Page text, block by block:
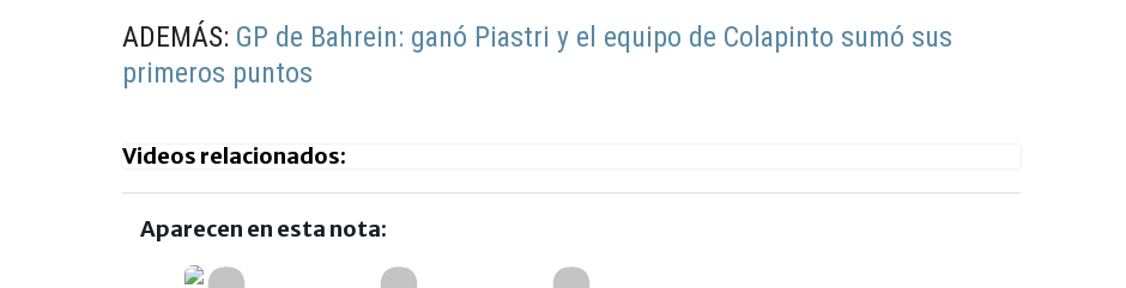
ADEMÁS: GP de Bahrein: ganó Piastri y el equipo de Colapinto sumó sus
primeros puntos
Videos relacionados:
Aparecen en esta nota: